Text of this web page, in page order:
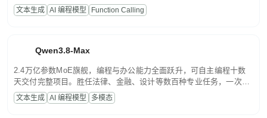
高并发、轻量化任务，适合日常对话、内容创作、基础 RAG、批量
文案处理等普惠刚需场景。
文本生成 AI 编程模型 Function Calling
Qwen3.8-Max
2.4万亿参数MoE旗舰，编程与办公能力全面跃升，可自主编程十数
天交付完整项目。胜任法律、金融、设计等数百种专业任务，一次对
话端到端交付生产级成果。原生视觉理解贯穿规划、执行与验证全流
程，支持超长文档与长视频的深度语义解析。长程任务中自主规划与
文本生成 AI 编程模型 多模态